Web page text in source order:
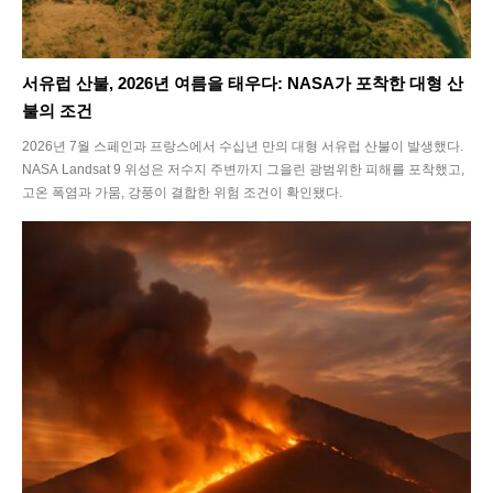
서유럽 산불, 2026년 여름을 태우다: NASA가 포착한 대형 산
불의 조건
2026년 7월 스페인과 프랑스에서 수십년 만의 대형 서유럽 산불이 발생했다.
NASA Landsat 9 위성은 저수지 주변까지 그을린 광범위한 피해를 포착했고,
고온 폭염과 가뭄, 강풍이 결합한 위험 조건이 확인됐다.